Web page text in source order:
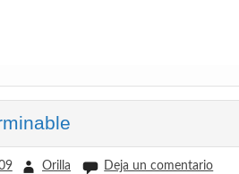
Orilla Deja un comentario